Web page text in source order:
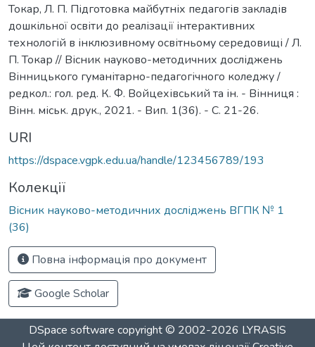
Токар, Л. П. Підготовка майбутніх педагогів закладів
дошкільної освіти до реалізації інтерактивних
технологій в інклюзивному освітньому середовищі / Л.
П. Токар // Вісник науково-методичних досліджень
Вінницького гуманітарно-педагогічного коледжу /
редкол.: гол. ред. К. Ф. Войцехівський та ін. - Вінниця :
Вінн. міськ. друк., 2021. - Вип. 1(36). - С. 21-26.
URI
https://dspace.vgpk.edu.ua/handle/123456789/193
Колекції
Вісник науково-методичних досліджень ВГПК № 1
(36)
Повна інформація про документ
Google Scholar
DSpace software copyright © 2002-2026 LYRASIS